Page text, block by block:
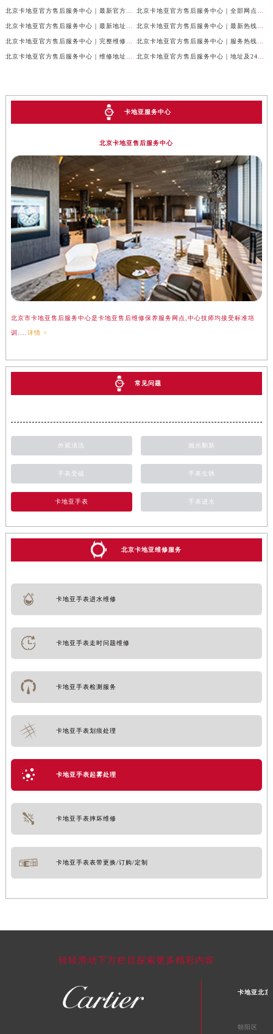
卡地亚服务中心
北京卡地亚售后服务中心
北京市卡地亚售后服务中心是卡地亚售后维修保养服务网点,中心技师均接受标准培
训.... 详情 >
常见问题
外观清洗 抛光翻新
手表受磁 手表生锈
卡地亚手表 手表进水
北京卡地亚维修服务
卡地亚手表进水维修
卡地亚手表走时问题维修
卡地亚手表检测服务
卡地亚手表划痕处理
卡地亚手表起雾处理
卡地亚手表摔坏维修
卡地亚手表表带更换/订购/定制
轻轻滑动下方栏目探索更多精彩内容
卡地亚北京
朝阳区